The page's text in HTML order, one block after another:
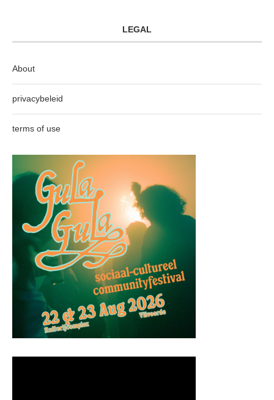
LEGAL
About
privacybeleid
terms of use